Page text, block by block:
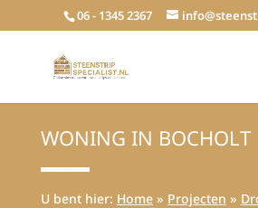
06 - 1345 2367
WONING IN BOCHOLT
U bent hier: Home» Projecten »